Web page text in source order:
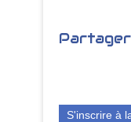
S'inscrire à